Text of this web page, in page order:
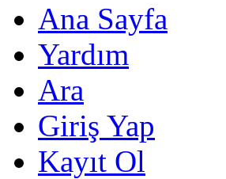
Ana Sayfa
Yardım
Ara
Giriş Yap
Kayıt Ol